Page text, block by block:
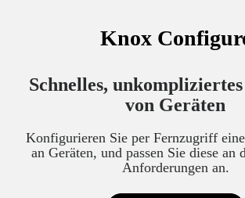
Knox
Schnelles, unkompliziertes
von Geräten
Konfigurieren Sie per Fernzugriff
an Geräten, und passen Sie diese an
Anforderungen an.